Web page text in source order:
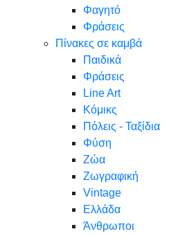
Φαγητό
Φράσεις
Πίνακες σε καμβά
Παιδικά
Φράσεις
Line Art
Κόμικς
Πόλεις - Ταξίδια
Φύση
Ζώα
Ζωγραφική
Vintage
Ελλάδα
Άνθρωποι